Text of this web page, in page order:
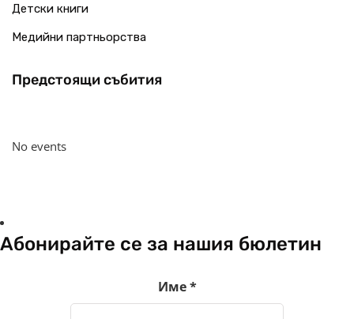
Детски книги
Медийни партньорства
Предстоящи събития
No events
Абонирайте се за нашия бюлетин
Име*